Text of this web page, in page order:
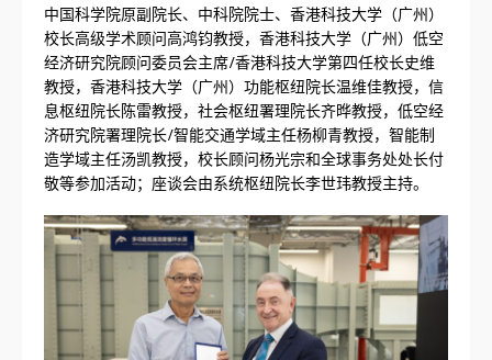
中国科学院原副院长、中科院院士、香港科技大学（广州）
校长高级学术顾问高鸿钧教授，香港科技大学（广州）低空
经济研究院顾问委员会主席/香港科技大学第四任校长史维
教授，香港科技大学（广州）功能枢纽院长温维佳教授，信
息枢纽院长陈雷教授，社会枢纽署理院长齐晔教授，低空经
济研究院署理院长/智能交通学域主任杨柳青教授，智能制
造学域主任汤凯教授，校长顾问杨光宗和全球事务处处长付
敬等参加活动；座谈会由系统枢纽院长李世玮教授主持。